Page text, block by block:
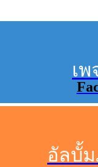
เพ
อัลบั้